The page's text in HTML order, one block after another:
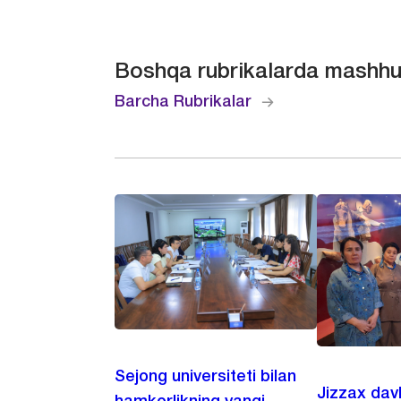
Boshqa rubrikalarda
Barcha Rubrikalar
Sejong universiteti bilan
Jizzax